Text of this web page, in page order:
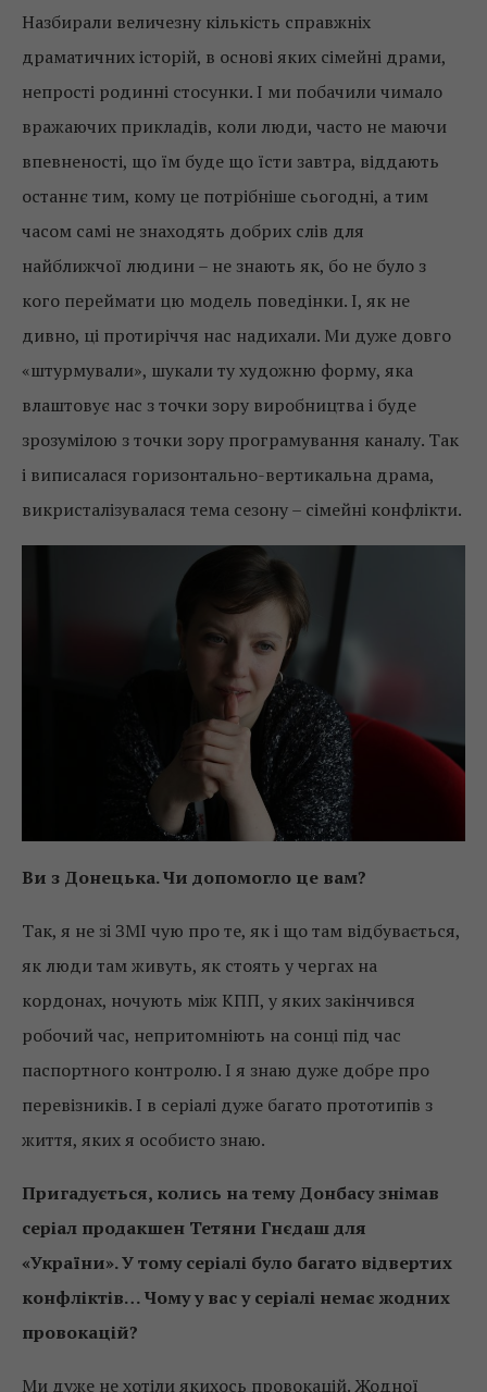
Назбирали величезну кількість справжніх
драматичних історій, в основі яких сімейні драми,
непрості родинні стосунки. І ми побачили чимало
вражаючих прикладів, коли люди, часто не маючи
впевненості, що їм буде що їсти завтра, віддають
останнє тим, кому це потрібніше сьогодні, а тим
часом самі не знаходять добрих слів для
найближчої людини – не знають як, бо не було з
кого переймати цю модель поведінки. І, як не
дивно, ці протиріччя нас надихали. Ми дуже довго
«штурмували», шукали ту художню форму, яка
влаштовує нас з точки зору виробництва і буде
зрозумілою з точки зору програмування каналу. Так
і виписалася горизонтально-вертикальна драма,
викристалізувалася тема сезону – сімейні конфлікти.
Ви з Донецька. Чи допомогло це вам?
Так, я не зі ЗМІ чую про те, як і що там відбувається,
як люди там живуть, як стоять у чергах на
кордонах, ночують між КПП, у яких закінчився
робочий час, непритомніють на сонці під час
паспортного контролю. І я знаю дуже добре про
перевізників. І в серіалі дуже багато прототипів з
життя, яких я особисто знаю.
Пригадується, колись на тему Донбасу знімав
серіал продакшен Тетяни Гнєдаш для
«України». У тому серіалі було багато відвертих
конфліктів… Чому у вас у серіалі немає жодних
провокацій?
Ми дуже не хотіли якихось провокацій. Жодної